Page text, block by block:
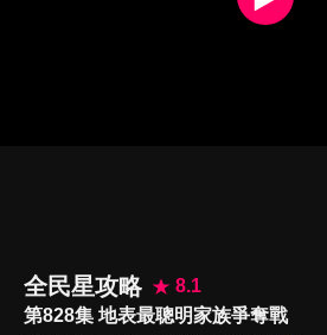
全民星攻略
8.1
第828集 地表最聰明家族爭奪戰